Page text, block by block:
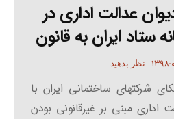
عدالت اداری در
ستاد ایران به قانون
۰۸-۰۴ نظر بدهید
شرکتهای ساختمانی ایران با
اداری مبنی بر غیرقانونی بودن